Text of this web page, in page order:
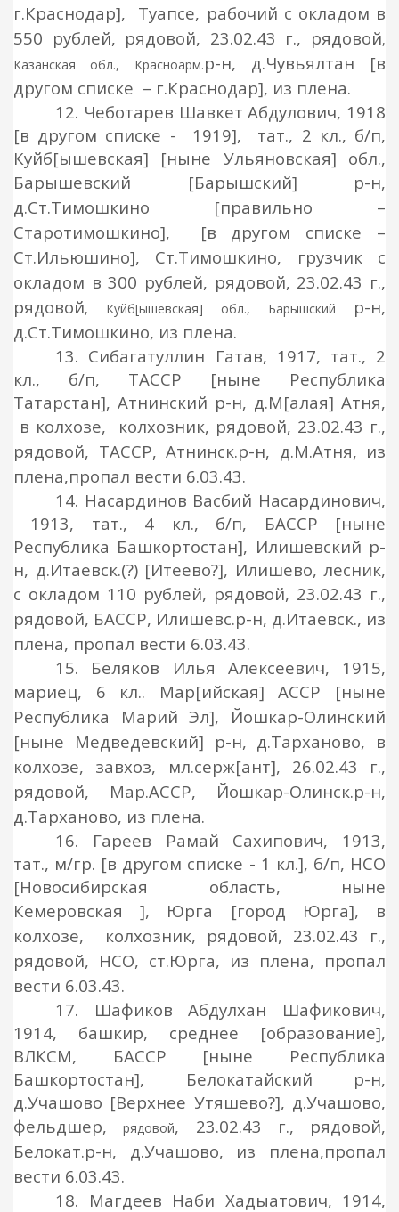
г.Краснодар], Туапсе, рабочий с окладом в
550 рублей, рядовой, 23.02.43 г., рядовой,
Казанская обл., Красноарм.р-н, д.Чувьялтан [в
другом списке – г.Краснодар], из плена.
12. Чеботарев Шавкет Абдулович, 1918
[в другом списке - 1919], тат., 2 кл., б/п,
Куйб[ышевская] [ныне Ульяновская] обл.,
Барышевский [Барышский] р-н,
д.Ст.Тимошкино [правильно –
Старотимошкино], [в другом списке –
Ст.Ильюшино], Ст.Тимошкино, грузчик с
окладом в 300 рублей, рядовой, 23.02.43 г.,
рядовой, Куйб[ышевская] обл., Барышский
р-н,
д.Ст.Тимошкино, из плена.
13. Сибагатуллин Гатав, 1917, тат., 2
кл., б/п, ТАССР [ныне Республика
Татарстан], Атнинский р-н, д.М[алая] Атня,
в колхозе,
колхозник, рядовой, 23.02.43 г.,
рядовой, ТАССР, Атнинск.р-н, д.М.Атня, из
плена,пропал вести 6.03.43.
14. Насардинов Васбий Насардинович,
1913, тат., 4 кл., б/п, БАССР [ныне
Республика Башкортостан], Илишевский р-
н, д.Итаевск.(?) [Итеево?], Илишево, лесник,
с окладом 110 рублей, рядовой, 23.02.43 г.,
рядовой, БАССР, Илишевс.р-н, д.Итаевск., из
плена, пропал вести 6.03.43.
15. Беляков Илья Алексеевич, 1915,
мариец, 6 кл.. Мар[ийская]АССР [ныне
Республика Марий Эл], Йошкар-Олинский
[ныне Медведевский] р-н, д.Тарханово, в
колхозе, завхоз, мл.серж[ант], 26.02.43 г.,
рядовой, Мар.АССР, Йошкар-Олинск.р-н,
д.Тарханово, из плена.
16. Гареев Рамай Сахипович, 1913,
тат., м/гр. [в другом списке - 1 кл.], б/п, НСО
[Новосибирская область, ныне
Кемеровская ], Юрга [город Юрга], в
колхозе,
колхозник, рядовой, 23.02.43 г.,
рядовой, НСО, ст.Юрга, из плена, пропал
вести 6.03.43.
17. Шафиков Абдулхан Шафикович,
1914, башкир, среднее [образование],
ВЛКСМ, БАССР [ныне Республика
Башкортостан], Белокатайский р-н,
д.Учашово [Верхнее Утяшево?], д.Учашово,
фельдшер,рядовой, 23.02.43 г., рядовой,
Белокат.р-н, д.Учашово, из плена,пропал
вести 6.03.43.
18. Магдеев Наби Хадыатович, 1914,